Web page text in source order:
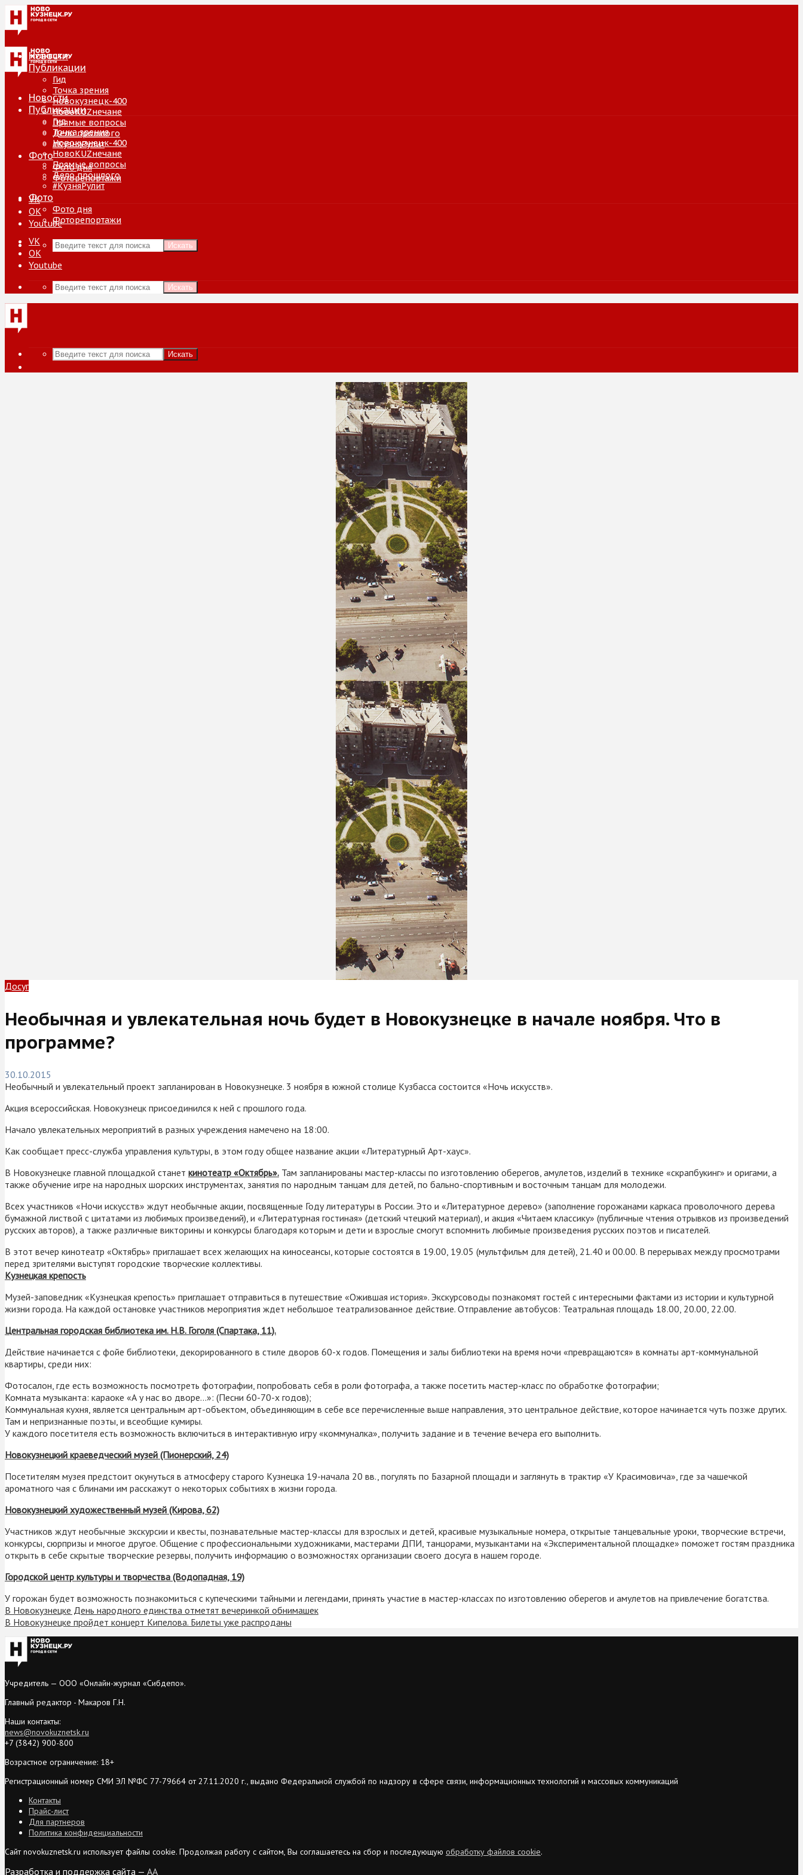
Новости
Публикации
Гид
Точка зрения
Новокузнецк-400
НовоKUZнечане
Прямые вопросы
Дело прошлого
#КузняРулит
Фото
Фото дня
Фоторепортажи
VK
ОК
Youtube
Искать
Новости
Публикации
Гид
Точка зрения
Новокузнецк-400
НовоKUZнечане
Прямые вопросы
Дело прошлого
#КузняРулит
Фото
Фото дня
Фоторепортажи
VK
ОК
Youtube
Искать
Искать
Досуг
Необычная и увлекательная ночь будет в Новокузнецке в начале ноября. Что в
программе?
30.10.2015
Необычный и увлекательный проект запланирован в Новокузнецке. 3 ноября в южной столице Кузбасса состоится «Ночь искусств».
Акция всероссийская. Новокузнецк присоединился к ней с прошлого года.
Начало увлекательных мероприятий в разных учреждения намечено на 18:00.
Как сообщает пресс-служба управления культуры, в этом году общее название акции «Литературный Арт-хаус».
В Новокузнецке главной площадкой станет кинотеатр «Октябрь». Там запланированы мастер-классы по изготовлению оберегов, амулетов, изделий в технике «скрапбукинг» и оригами, а
также обучение игре на народных шорских инструментах, занятия по народным танцам для детей, по бально-спортивным и восточным танцам для молодежи.
Всех участников «Ночи искусств» ждут необычные акции, посвященные Году литературы в России. Это и «Литературное дерево» (заполнение горожанами каркаса проволочного дерева
бумажной листвой с цитатами из любимых произведений), и «Литературная гостиная» (детский чтецкий материал), и акция «Читаем классику» (публичные чтения отрывков из произведений
русских авторов), а также различные викторины и конкурсы благодаря которым и дети и взрослые смогут вспомнить любимые произведения русских поэтов и писателей.
В этот вечер кинотеатр «Октябрь» приглашает всех желающих на киносеансы, которые состоятся в 19.00, 19.05 (мультфильм для детей), 21.40 и 00.00. В перерывах между просмотрами
перед зрителями выступят городские творческие коллективы.
Кузнецкая крепость
Музей-заповедник «Кузнецкая крепость» приглашает отправиться в путешествие «Ожившая история». Экскурсоводы познакомят гостей с интересными фактами из истории и культурной
жизни города. На каждой остановке участников мероприятия ждет небольшое театрализованное действие. Отправление автобусов: Театральная площадь 18.00, 20.00, 22.00.
Центральная городская библиотека им. Н.В. Гоголя (Спартака, 11).
Действие начинается с фойе библиотеки, декорированного в стиле дворов 60-х годов. Помещения и залы библиотеки на время ночи «превращаются» в комнаты арт-коммунальной
квартиры, среди них:
Фотосалон, где есть возможность посмотреть фотографии, попробовать себя в роли фотографа, а также посетить мастер-класс по обработке фотографии;
Комната музыканта: караоке «А у нас во дворе…»: (Песни 60-70-х годов);
Коммунальная кухня, является центральным арт-объектом, объединяющим в себе все перечисленные выше направления, это центральное действие, которое начинается чуть позже других.
Там и непризнанные поэты, и всеобщие кумиры.
У каждого посетителя есть возможность включиться в интерактивную игру «коммуналка», получить задание и в течение вечера его выполнить.
Новокузнецкий краеведческий музей (Пионерский, 24)
Посетителям музея предстоит окунуться в атмосферу старого Кузнецка 19-начала 20 вв., погулять по Базарной площади и заглянуть в трактир «У Красимовича», где за чашечкой
ароматного чая с блинами им расскажут о некоторых событиях в жизни города.
Новокузнецкий художественный музей (Кирова, 62)
Участников ждут необычные экскурсии и квесты, познавательные мастер-классы для взрослых и детей, красивые музыкальные номера, открытые танцевальные уроки, творческие встречи,
конкурсы, сюрпризы и многое другое. Общение с профессиональными художниками, мастерами ДПИ, танцорами, музыкантами на «Экспериментальной площадке» поможет гостям праздника
открыть в себе скрытые творческие резервы, получить информацию о возможностях организации своего досуга в нашем городе.
Городской центр культуры и творчества (Водопадная, 19)
У горожан будет возможность познакомиться с купеческими тайными и легендами, принять участие в мастер-классах по изготовлению оберегов и амулетов на привлечение богатства.
В Новокузнецке День народного единства отметят вечеринкой обнимашек
В Новокузнецке пройдет концерт Кипелова. Билеты уже распроданы
Учредитель — ООО «Онлайн-журнал «Сибдепо».
Главный редактор - Макаров Г.Н.
Наши контакты:
news@novokuznetsk.ru
+7 (3842) 900-800
Возрастное ограничение: 18+
Регистрационный номер СМИ ЭЛ №ФС 77-79664 от 27.11.2020 г., выдано Федеральной службой по надзору в сфере связи, информационных технологий и массовых коммуникаций
Контакты
Прайс-лист
Для партнеров
Политика конфиденциальности
Сайт novokuznetsk.ru использует файлы cookie. Продолжая работу с сайтом, Вы соглашаетесь на сбор и последующую обработку файлов cookie.
Разработка и поддержка сайта — AA